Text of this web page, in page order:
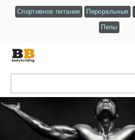
Спортивное питание Пероральные
Пепы